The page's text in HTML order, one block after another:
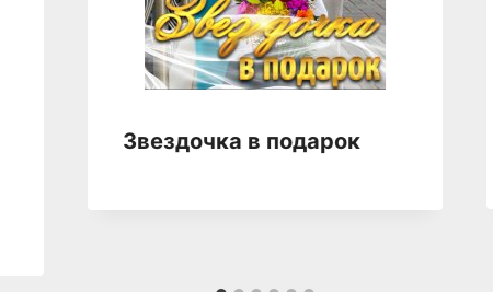
Звездочка в подарок